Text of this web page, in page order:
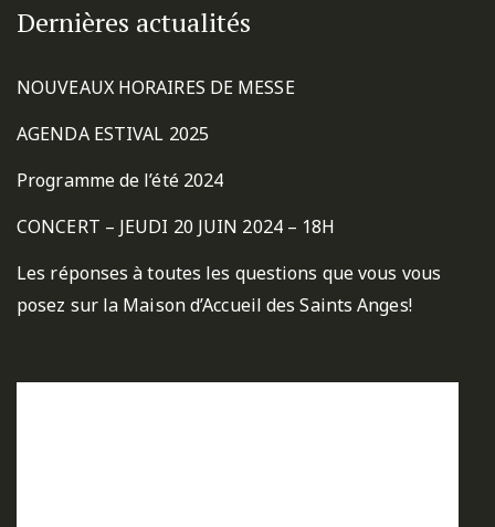
Dernières actualités
NOUVEAUX HORAIRES DE MESSE
AGENDA ESTIVAL 2025
Programme de l’été 2024
CONCERT – JEUDI 20 JUIN 2024 – 18H
Les réponses à toutes les questions que vous vous
posez sur la Maison d’Accueil des Saints Anges!